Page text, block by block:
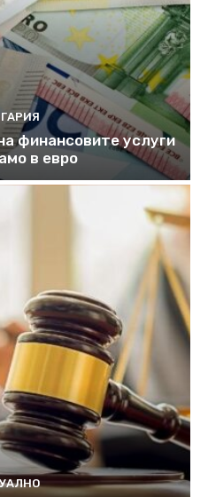
финансовите услуги
в евро